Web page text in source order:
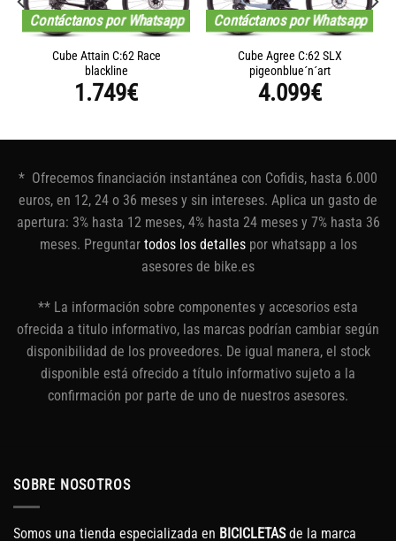
Contáctanos por Whatsapp
Cube Attain C:62 Race
blackline
1.749€
Contáctanos por Whatsapp
Cube Agree C:62 SLX
pigeonblue´n´art
4.099€
* Ofrecemos financiación instantánea con Cofidis, hasta 6.000
euros, en 12, 24 o 36 meses y sin intereses. Aplica un gasto de
apertura: 3% hasta 12 meses, 4% hasta 24 meses y 7% hasta 36
meses. Preguntar todos los detallespor whatsapp a los
asesores de bike.es
** La información sobre componentes y accesorios esta
ofrecida a titulo informativo, las marcas podrían cambiar según
disponibilidad de los proveedores. De igual manera, el stock
disponible está ofrecido a título informativo sujeto a la
confirmación por parte de uno de nuestros asesores.
SOBRE NOSOTROS
Somos una tienda especializada en BICICLETASde la marca